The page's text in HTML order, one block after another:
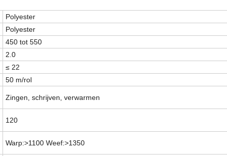
Polyester
Polyester
450 tot 550
2.0
≤ 22
50 m/rol
Zingen, schrijven, verwarmen
120
Warp:>1100 Weef:>1350